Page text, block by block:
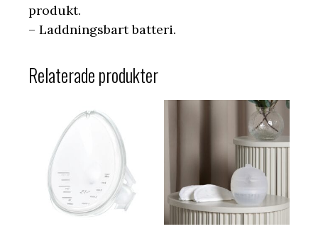
produkt.
– Laddningsbart batteri.
Relaterade produkter